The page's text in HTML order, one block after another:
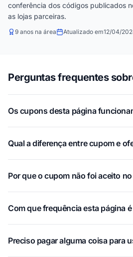
conferência dos códigos publicados
as lojas parceiras.
9 anos na área Atualizado em12/04/
Perguntas frequentes
Os cupons desta página
Qual a diferença entre cupom e
Por que o cupom não foi aceito
Com que frequência esta página
Preciso pagar alguma coisa para